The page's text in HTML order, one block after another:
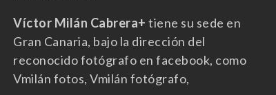
Víctor Milán Cabrera+ tiene su sede en
Gran Canaria, bajo la dirección del
reconocido fotógrafo en facebook, como
Vmilán fotos, Vmilán fotógrafo,